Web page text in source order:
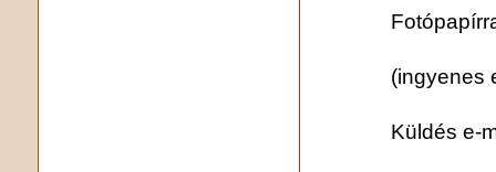
(ingyenes
Küldés e-